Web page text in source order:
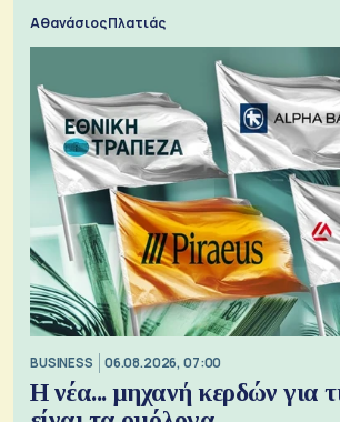
Αθανάσιος Πλατιάς
BUSINESS 06.08.2026, 07:00
Η νέα... μηχανή κερδών για